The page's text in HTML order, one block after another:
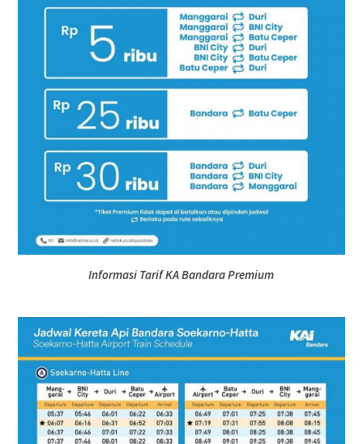
Informasi Tarif KA Bandara Premium